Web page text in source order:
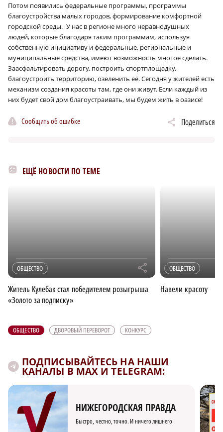
Потом появились федеральные программы, программы
благоустройства малых городов, формирование комфортной
городской среды. У нас в регионе много неравнодушных
людей, которые благодаря таким программам, используя
собственную инициативу и федеральные, региональные и
муниципальные средства, имеют возможность многое сделать.
Заасфальтировать дорогу, построить спортплощадку,
благоустроить территорию, озеленить её. Сегодня у жителей есть
механизм создания красоты там, где они живут. Если каждый из
них будет свой дом благоустраивать, мы будем жить в оазисе!
Сообщить об ошибке Поделиться
ЕЩЁ НОВОСТИ ПО ТЕМЕ
ОБЩЕСТВО r
Житель Кулебак стал победителем розыгрыша
«Золото за подписку»
ОБЩЕСТВО
Навели красоту
ОБЩЕСТВО ДВОРОВЫЙ ПЕРЕВОРОТ КОНКУРС
ПОДПИСЫВАЙТЕСЬ НА НАШИ
КАНАЛЫ В MAX И TELEGRAM:
НИЖЕГОРОДСКАЯ ПРАВДА
Быстро, честно, точно. И ничего лишнего